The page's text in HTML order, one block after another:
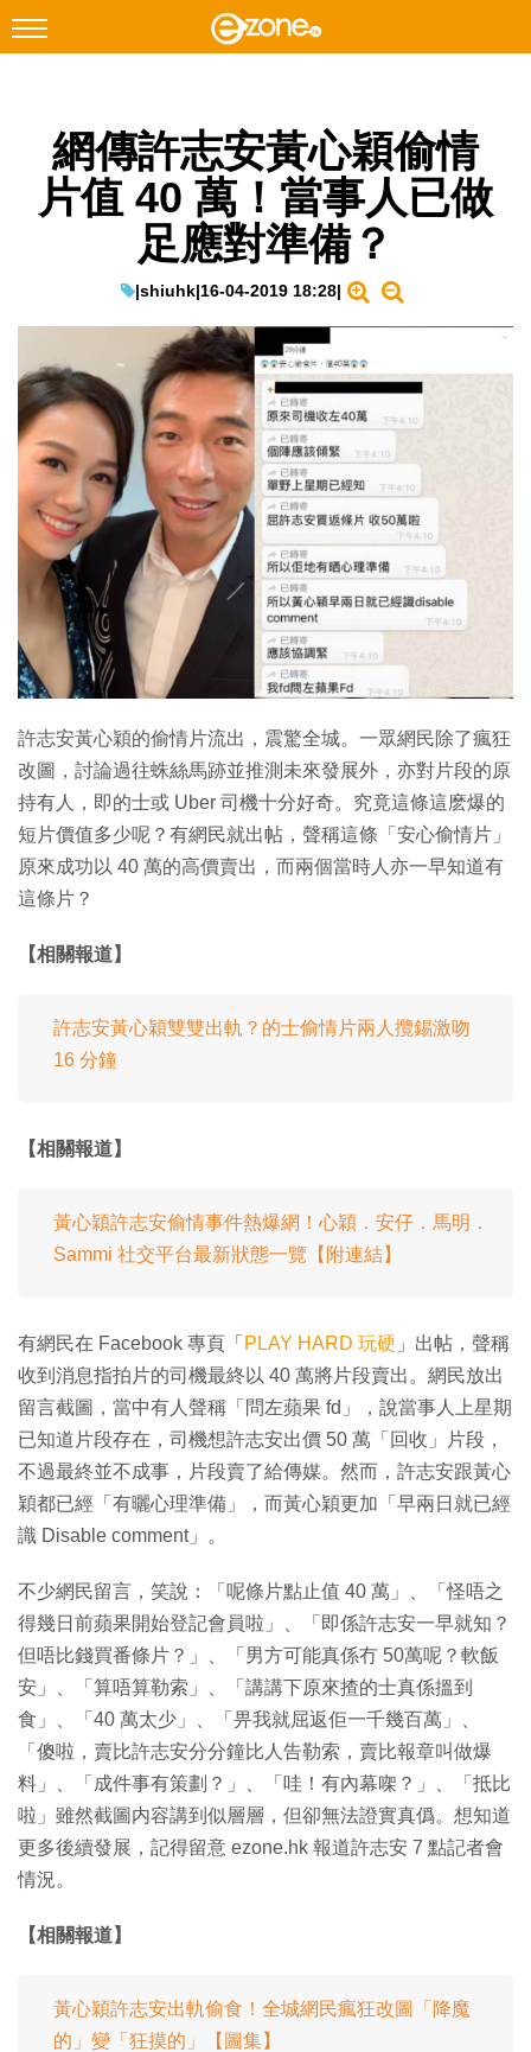
Facebook Instagram
科技焦點
教學評測
EduTech
IT Times
生成式AI與雲端應用
Enterprise Digital Transformation
特集
網傳許志安黃心穎偷情
片值 40 萬！當事人已做
足應對準備？
|shiuhk|16-04-2019 18:28|
許志安黃心穎的偷情片流出，震驚全城。一眾網民除了瘋狂
改圖，討論過往蛛絲馬跡並推測未來發展外，亦對片段的原
持有人，即的士或 Uber 司機十分好奇。究竟這條這麽爆的
短片價值多少呢？有網民就出帖，聲稱這條「安心偷情片」
原來成功以 40 萬的高價賣出，而兩個當時人亦一早知道有
這條片？
【相關報道】
許志安黃心穎雙雙出軌？的士偷情片兩人攬錫激吻
16 分鐘
【相關報道】
黃心穎許志安偷情事件熱爆網！心穎．安仔．馬明．
Sammi 社交平台最新狀態一覽【附連結】
有網民在 Facebook 專頁「 PLAY HARD 玩硬 」出帖，聲稱
收到消息指拍片的司機最終以 40 萬將片段賣出。網民放出
留言截圖，當中有人聲稱「問左蘋果 fd」，說當事人上星期
已知道片段存在，司機想許志安出價 50 萬「回收」片段，
不過最終並不成事，片段賣了給傳媒。然而，許志安跟黃心
穎都已經「有曬心理準備」，而黃心穎更加「早兩日就已經
識 Disable comment」。
不少網民留言，笑說：「呢條片點止值 40 萬」、「怪唔之
得幾日前蘋果開始登記會員啦」、「即係許志安一早就知？
但唔比錢買番條片？」、「男方可能真係冇 50萬呢？軟飯
安」、「算唔算勒索」、「講講下原來揸的士真係搵到
食」、「40 萬太少」、「畀我就屈返佢一千幾百萬」、
「傻啦，賣比許志安分分鐘比人告勒索，賣比報章叫做爆
料」、「成件事有策劃？」、「哇！有內幕㗎？」、「抵比
啦」雖然截圖内容講到似層層，但卻無法證實真僞。想知道
更多後續發展，記得留意 ezone.hk 報道許志安 7 點記者會
情況。
【相關報道】
黃心穎許志安出軌偷食！全城網民瘋狂改圖「降魔
的」變「狂摸的」【圖集】